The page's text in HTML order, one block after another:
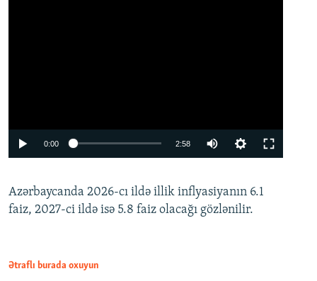
0:00 2:58
360p
480p
Azərbaycanda 2026-cı ildə illik inflyasiyanın 6.1
faiz, 2027-ci ildə isə 5.8 faiz olacağı gözlənilir.
Ətraflı burada oxuyun